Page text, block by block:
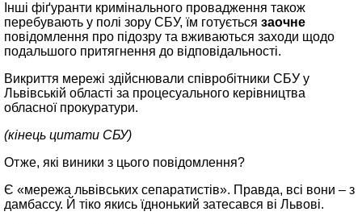
Інші фіґуранти кримінального провадження також
перебувають у полі зору СБУ, їм готується заочне
повідомлення про підозру та вживаються заходи щодо
подальшого притягнення до відповідальності.
Викриття мережі здійснювали співробітники СБУ у
Львівській області за процесуального керівництва
обласної прокуратури.
(кінець цитати СБУ)
Отже, які виники з цього повідомлення?
Є «мережа львівських сепаратистів». Правда, всі вони – з
дамбассу. Й тіко якись їднонький затесався ві Львові.